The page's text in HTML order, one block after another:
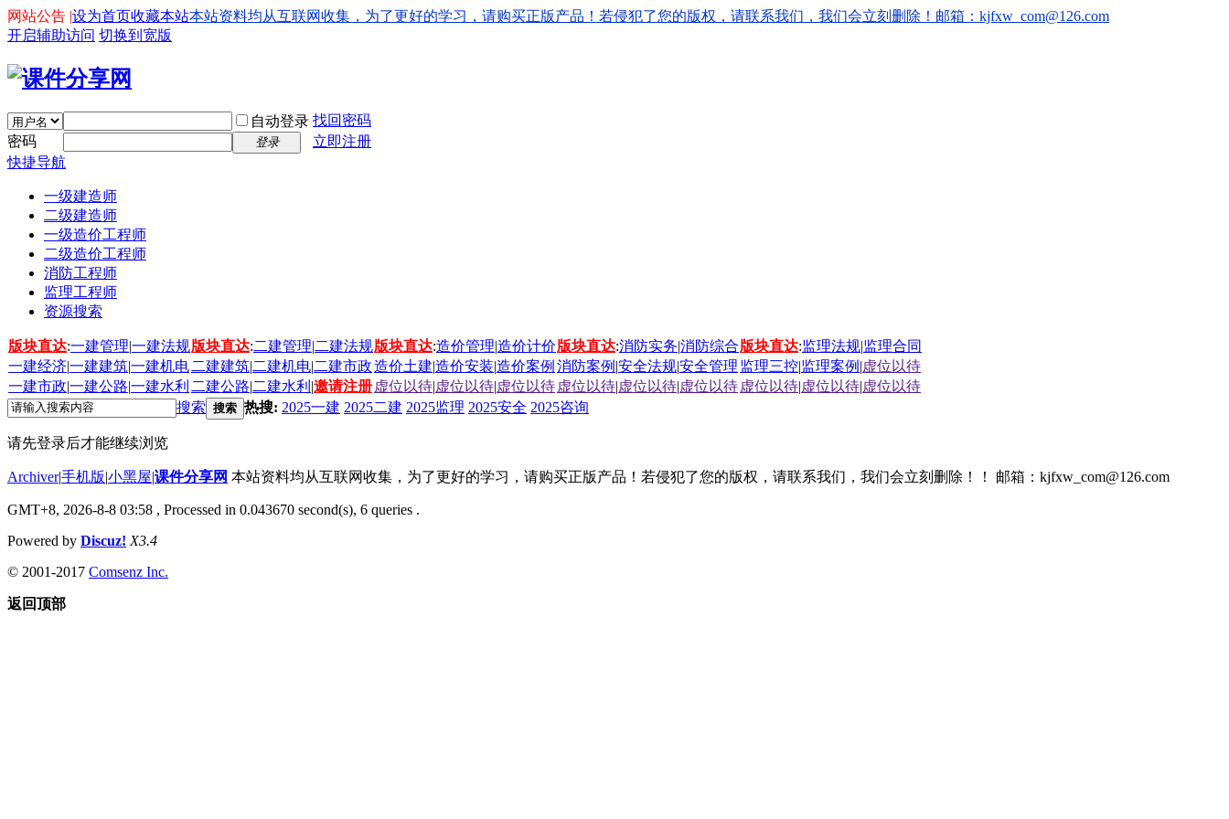
设为首页收藏本站
网站公告 |
本站资料均从互联网收集，为了更好的学习，请购买正版产品！若侵犯了您的版权，请联系我们，我们会立刻删除！邮箱：kjfxw_com@126.com
开启辅助访问 切换到宽版
自动登录 找回密码
密码
登录
立即注册
快捷导航
一级建造师
二级建造师
一级造价工程师
二级造价工程师
消防工程师
监理工程师
资源搜索
版块直达:一建管理|一建法规版块直达:二建管理|二建法规版块直达:造价管理|造价计价版块直达:消防实务|消防综合版块直达:监理法规|监理合同
一建经济|一建建筑|一建机电 二建建筑|二建机电|二建市政造价土建|造价安装|造价案例 消防案例 |安全法规|安全管理 监理三控|监理案例 |虚位以待
一建市政|一建公路|一建水利 二建公路|二建水利 |邀请注册 虚位以待|虚位以待|虚位以待 虚位以待|虚位以待|虚位以待 虚位以待|虚位以待|虚位以待
搜索 搜索 热搜: 2025一建 2025二建 2025监理 2025安全 2025咨询
请先登录后才能继续浏览
Archiver|手机版|小黑屋|课件分享网 本站资料均从互联网收集，为了更好的学习，请购买正版产品！若侵犯了您的版权，请联系我们，我们会立刻删除！！ 邮箱：kjfxw_com@126.com
GMT+8, 2026-8-8 03:58 , Processed in 0.043670 second(s), 6 queries .
Powered by Discuz! X3.4
© 2001-2017 Comsenz Inc.
返回顶部